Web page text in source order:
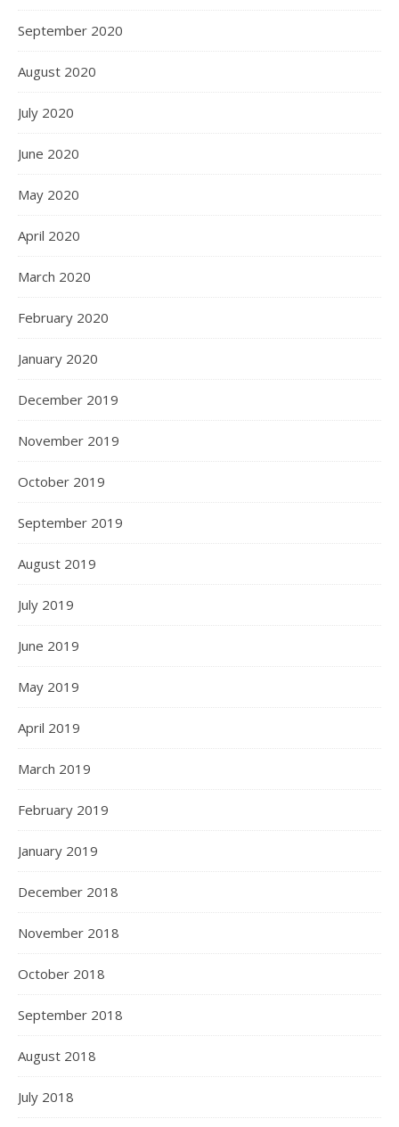
September 2020
August 2020
July 2020
June 2020
May 2020
April 2020
March 2020
February 2020
January 2020
December 2019
November 2019
October 2019
September 2019
August 2019
July 2019
June 2019
May 2019
April 2019
March 2019
February 2019
January 2019
December 2018
November 2018
October 2018
September 2018
August 2018
July 2018